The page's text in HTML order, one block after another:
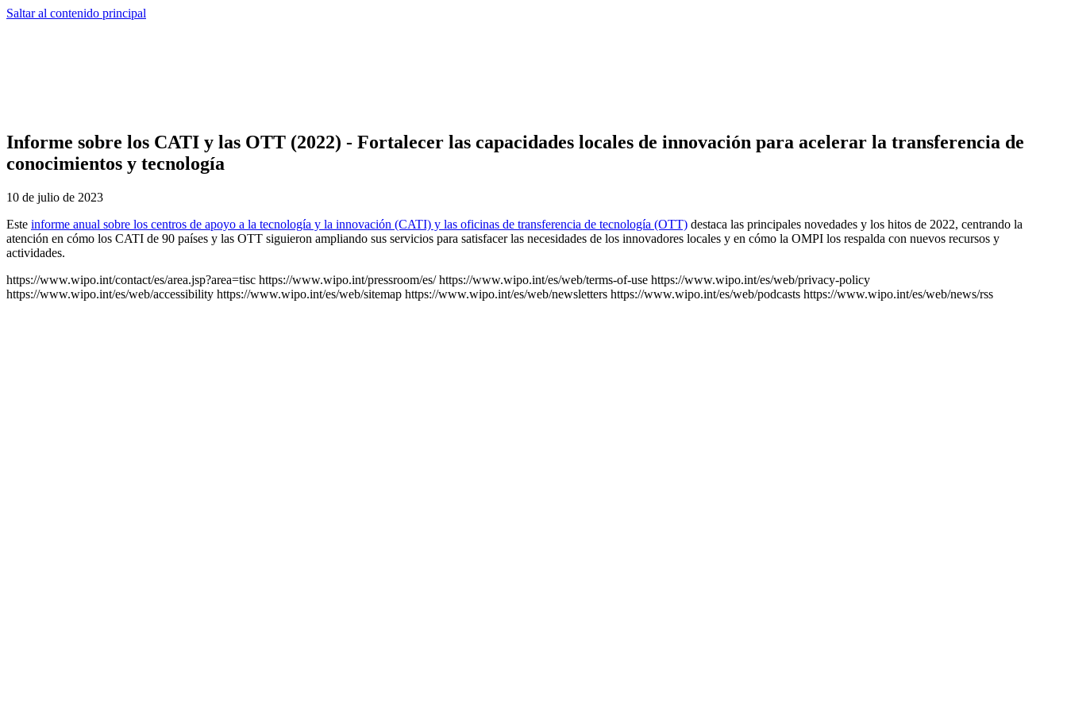
Saltar al contenido principal
Informe sobre los CATI y las OTT (2022) - Fortalecer las capacidades locales de innovación para acelerar la transferencia de
conocimientos y tecnología
10 de julio de 2023
Este informe anual sobre los centros de apoyo a la tecnología y la innovación (CATI) y las oficinas de transferencia de tecnología (OTT) destaca las principales novedades y los hitos de 2022, centrando la
atención en cómo los CATI de 90 países y las OTT siguieron ampliando sus servicios para satisfacer las necesidades de los innovadores locales y en cómo la OMPI los respalda con nuevos recursos y
actividades.
https://www.wipo.int/contact/es/area.jsp?area=tisc https://www.wipo.int/pressroom/es/ https://www.wipo.int/es/web/terms-of-use https://www.wipo.int/es/web/privacy-policy
https://www.wipo.int/es/web/accessibility https://www.wipo.int/es/web/sitemap https://www.wipo.int/es/web/newsletters https://www.wipo.int/es/web/podcasts https://www.wipo.int/es/web/news/rss